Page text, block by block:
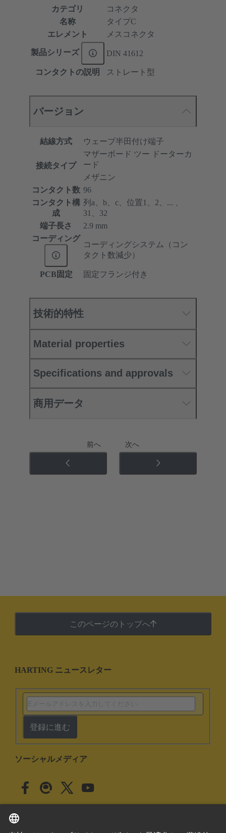
カテゴリ
コネクタ
名称
タイプC
エレメント
メスコネクタ
製品シリーズ DIN 41612
コンタクトの説明 ストレート型
バージョン
結線方式 ウェーブ半田付け端子
接続タイプ
マザーボード ツー ドーターカ
ード
メザニン
コンタクト数 96
コンタクト構
成
列a、b、c、位置1、2、... 、
31、32
端子長さ
2.9 mm
コーディング
コーディングシステム（コン
タクト数減少）
PCB固定 固定フランジ付き
技術的特性
Material properties
Specifications and approvals
商用データ
前へ 次へ
このページのトップへ
HARTING ニュースレター
登録に進む
ソーシャルメディア